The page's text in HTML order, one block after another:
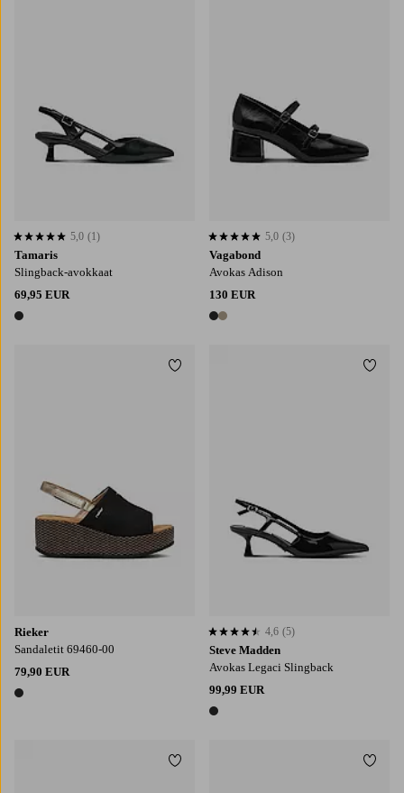
Tamaris
Slingback-avokkaat
69,95 EUR
1 väri
5,0 perustuen 1 arvosanaan
5,0 (1)
Vagabond
Avokas Adison
130 EUR
2 värejä
5,0 perustuen 3 arvosanaan
5,0 (3)
Rieker
Sandaletit 69460-00
79,90 EUR
1 väri
Lisää suosikkeihin
Steve Madden
Avokas Legaci Slingback
99,99 EUR
1 väri
4,6 perustuen 5 arvosanaan
4,6 (5)
Lisää suosikkeihin